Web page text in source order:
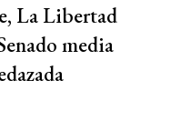
La Libertad
media